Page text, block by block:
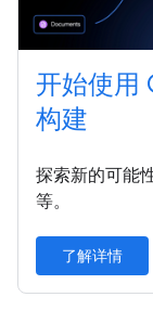
开始使用
构建
探索新的可能
等。
了解详情